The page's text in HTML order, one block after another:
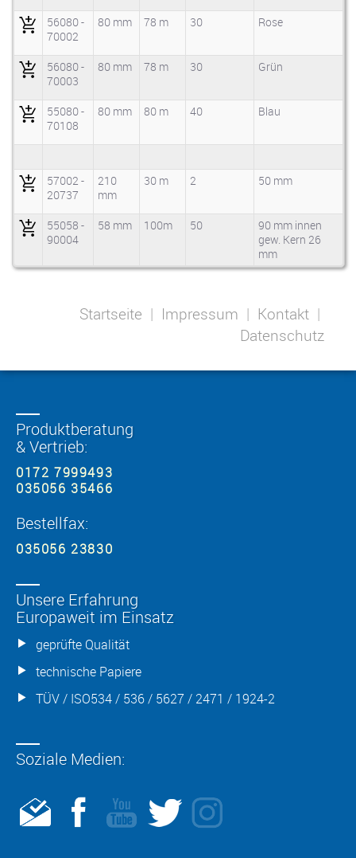
56080 -
70002
80 mm 78 m 30 Rose
56080 -
70003
80 mm 78 m 30 Grün
55080 -
70108
80 mm 80 m 40 Blau
57002 -
20737
210
mm
30 m 2 50 mm
55058 -
90004
58 mm 100m 50
90 mm innen
gew. Kern 26
mm
Startseite | Impressum | Kontakt |
Datenschutz
Produktberatung
& Vertrieb:
0172 7999493
035056 35466
Bestellfax:
035056 23830
Unsere Erfahrung
Europaweit im Einsatz
geprüfte Qualität
technische Papiere
TÜV / ISO534 / 536 / 5627 / 2471 / 1924-2
Soziale Medien: